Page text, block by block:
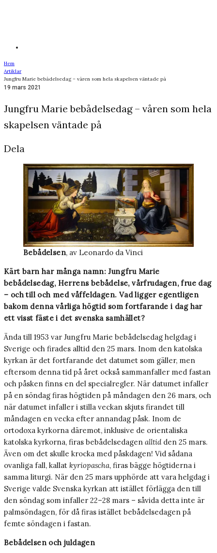
Hem
Artiklar
Jungfru Marie bebådelsedag – våren som hela skapelsen väntade på
19 mars 2021
Jungfru Marie bebådelsedag – våren som hela
skapelsen väntade på
Dela
Bebådelsen, av Leonardo da Vinci
Kärt barn har många namn: Jungfru Marie
bebådelsedag, Herrens bebådelse, vårfrudagen, frue dag
– och till och med våffeldagen. Vad ligger egentligen
bakom denna vårliga högtid som fortfarande i dag har
ett visst fäste i det svenska samhället?
Ända till 1953 var Jungfru Marie bebådelsedag helgdag i
Sverige och firades alltid den 25 mars. Inom den katolska
kyrkan är det fortfarande det datumet som gäller, men
eftersom denna tid på året också sammanfaller med fastan
och påsken finns en del specialregler. När datumet infaller
på en söndag firas högtiden på måndagen den 26 mars, och
när datumet infaller i stilla veckan skjuts firandet till
måndagen en vecka efter annandag påsk. Inom de
ortodoxa kyrkorna däremot, inklusive de orientaliska
katolska kyrkorna, firas bebådelsedagen alltidden 25 mars.
Även om det skulle krocka med påskdagen! Vid sådana
ovanliga fall, kallat kyriopascha, firas bägge högtiderna i
samma liturgi. När den 25 mars upphörde att vara helgdag i
Sverige valde Svenska kyrkan att istället förlägga den till
den söndag som infaller 22–28 mars – såvida detta inte är
palmsöndagen, för då firas istället bebådelsedagen på
femte söndagen i fastan.
Bebådelsen och juldagen